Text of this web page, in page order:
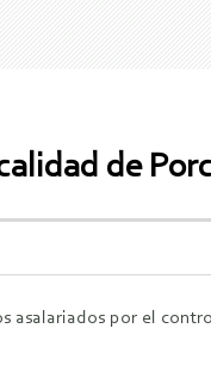
de
asalariados por el